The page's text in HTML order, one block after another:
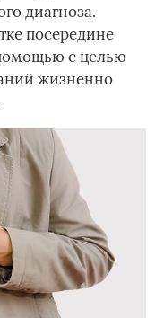
диагноза.
посередине
с целью
жизненно